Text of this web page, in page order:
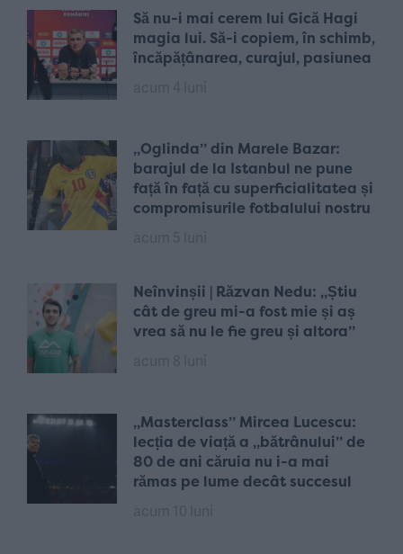
Să nu-i mai cerem lui Gică Hagi
magia lui. Să-i copiem, în schimb,
încăpățânarea, curajul, pasiunea
„Oglinda” din Marele Bazar:
barajul de la Istanbul ne pune
față în față cu superficialitatea și
compromisurile fotbalului nostru
Neînvinșii | Răzvan Nedu: „Știu
cât de greu mi-a fost mie și aș
vrea să nu le fie greu și altora”
„Masterclass” Mircea Lucescu:
lecția de viață a „bătrânului” de
80 de ani căruia nu i-a mai
rămas pe lume decât succesul